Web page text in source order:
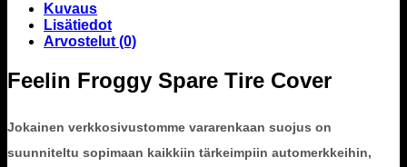
Kuvaus
Lisätiedot
Arvostelut (0)
Feelin Froggy Spare Tire Cover
Jokainen verkkosivustomme vararenkaan suojus on
suunniteltu sopimaan kaikkiin tärkeimpiin automerkkeihin,